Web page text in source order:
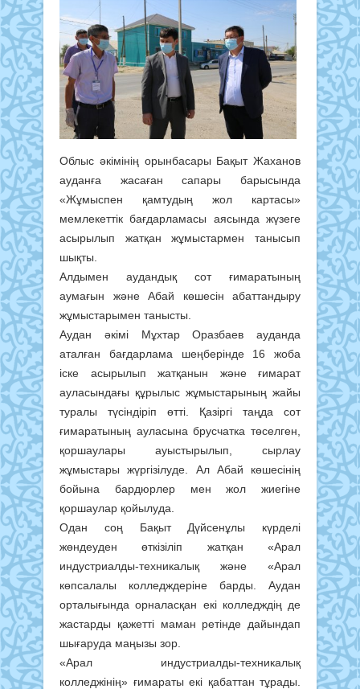
Облыс әкімінің орынбасары Бақыт Жаханов
ауданға жасаған сапары барысында
«Жұмыспен қамтудың жол картасы»
мемлекеттік бағдарламасы аясында жүзеге
асырылып жатқан жұмыстармен танысып
шықты.
Алдымен аудандық сот ғимаратының
аумағын және Абай көшесін абаттандыру
жұмыстарымен танысты.
Аудан әкімі Мұхтар Оразбаев ауданда
аталған бағдарлама шеңберінде 16 жоба
іске асырылып жатқанын және ғимарат
ауласындағы құрылыс жұмыстарының жайы
туралы түсіндіріп өтті. Қазіргі таңда сот
ғимаратының ауласына брусчатка төселген,
қоршаулары ауыстырылып, сырлау
жұмыстары жүргізілуде. Ал Абай көшесінің
бойына бардюрлер мен жол жиегіне
қоршаулар қойылуда.
Одан соң Бақыт Дүйсенұлы күрделі
жөндеуден өткізіліп жатқан «Арал
индустриалды-техникалық және «Арал
көпсалалы колледждеріне барды. Аудан
орталығында орналасқан екі колледждің де
жастарды қажетті маман ретінде дайындап
шығаруда маңызы зор.
«Арал индустриалды-техникалық
колледжінің» ғимараты екі қабаттан тұрады.